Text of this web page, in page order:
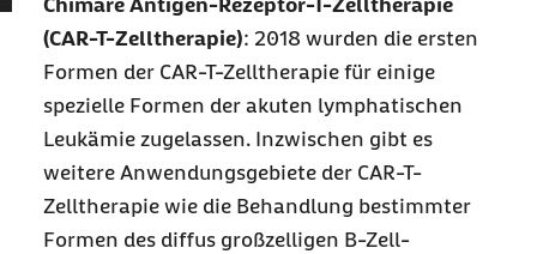
Chimäre Antigen-Rezeptor-T-Zelltherapie
(CAR-T-Zelltherapie): 2018 wurden die ersten
Formen der CAR-T-Zelltherapie für einige
spezielle Formen der akuten lymphatischen
Leukämie zugelassen. Inzwischen gibt es
weitere Anwendungsgebiete der CAR-T-
Zelltherapie wie die Behandlung bestimmter
Formen des diffus großzelligen B-Zell-